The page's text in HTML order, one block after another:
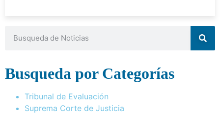
Busqueda por Categorías
Tribunal de Evaluación
Suprema Corte de Justicia